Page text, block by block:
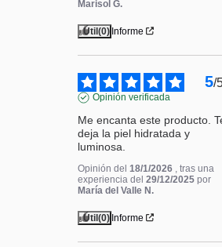
Marisol G.
Útil(0) Informe
5/
Opinión verificada
Me encanta este producto.
deja la piel hidratada y
luminosa.
Opinión del18/1/2026 , tras una
experiencia del29/12/2025 por
María del Valle N.
Útil(0) Informe